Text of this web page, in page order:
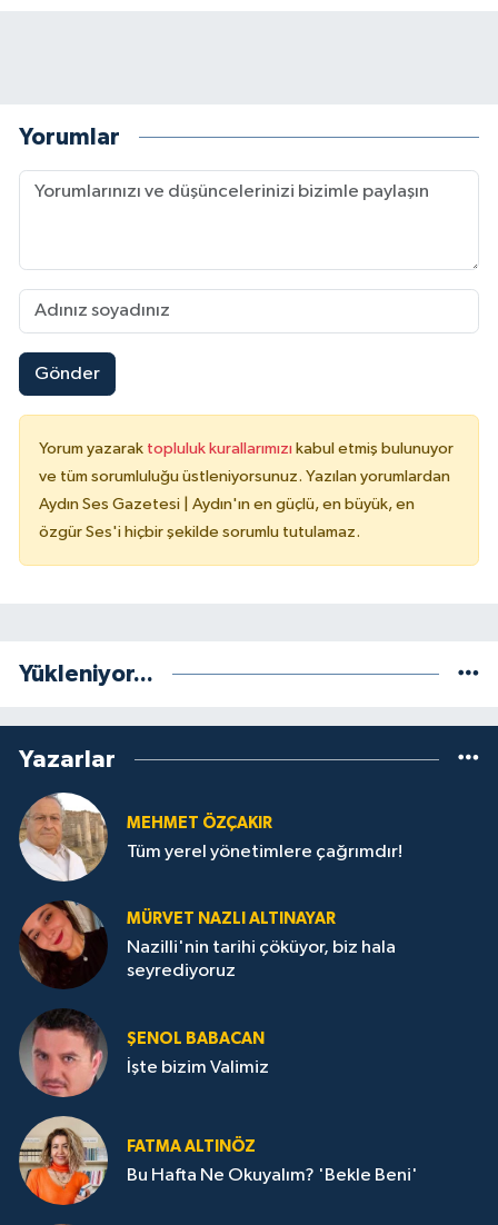
Yorumlar
Gönder
Yorum yazarak topluluk kurallarımızı kabul etmiş bulunuyor
ve tüm sorumluluğu üstleniyorsunuz. Yazılan yorumlardan
Aydın Ses Gazetesi | Aydın'ın en güçlü, en büyük, en
özgür Ses'i hiçbir şekilde sorumlu tutulamaz.
Yükleniyor...
Yazarlar
MEHMET ÖZÇAKIR
Tüm yerel yönetimlere çağrımdır!
MÜRVET NAZLI ALTINAYAR
Nazilli'nin tarihi çöküyor, biz hala
seyrediyoruz
ŞENOL BABACAN
İşte bizim Valimiz
FATMA ALTINÖZ
Bu Hafta Ne Okuyalım? 'Bekle Beni'